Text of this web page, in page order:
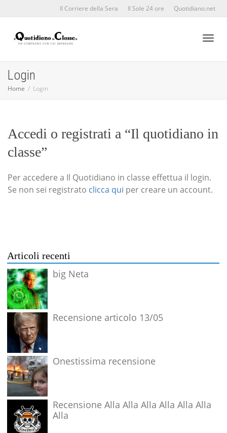
Il Corriere della Sera Il Sole 24 ore Quotidiano.net
Login
Home Login
Accedi o registrati a “Il quotidiano in
classe”
Per accedere a Il Quotidiano in classe effettua il login.
Se non sei registrato clicca qui per creare un account.
Articoli recenti
big Neta
Recensione articolo 13/05
Onestissima recensione
Recensione Alla Alla Alla Alla Alla Alla
Alla